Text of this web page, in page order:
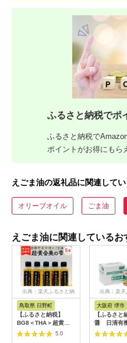
ふるさと納税でポ
ふるさと納税で
ポイントがお得にもら
えごま油の返礼品に関連して
オリーブオイル ごま油
えごま油に関連しているお
出典：楽天ふるさと納
税
鳥取県 日野町
【ふるさと納税】
BG8＜THA＞超黄金
美の雫（黒ラベル）5
本セット（大山ブラン
5.0
出典：楽
大阪府 堺市
【ふるさと
醤 日清有機
145g×6本入